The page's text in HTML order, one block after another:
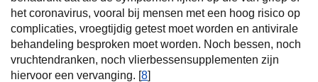
het coronavirus, vooral bij mensen met een hoog risico op
complicaties, vroegtijdig getest moet worden en antivirale
behandeling besproken moet worden. Noch bessen, noch
vruchtendranken, noch vlierbessensupplementen zijn
hiervoor een vervanging. [8]